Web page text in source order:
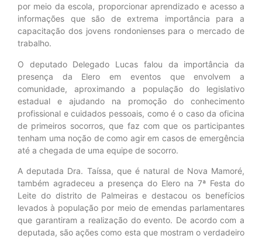
por meio da escola, proporcionar aprendizado e acesso a
informações que são de extrema importância para a
capacitação dos jovens rondonienses para o mercado de
trabalho.
O deputado Delegado Lucas falou da importância da
presença da Elero em eventos que envolvem a
comunidade, aproximando a população do legislativo
estadual e ajudando na promoção do conhecimento
profissional e cuidados pessoais, como é o caso da oficina
de primeiros socorros, que faz com que os participantes
tenham uma noção de como agir em casos de emergência
até a chegada de uma equipe de socorro.
A deputada Dra. Taíssa, que é natural de Nova Mamoré,
também agradeceu a presença do Elero na 7ª Festa do
Leite do distrito de Palmeiras e destacou os benefícios
levados à população por meio de emendas parlamentares
que garantiram a realização do evento. De acordo com a
deputada, são ações como esta que mostram o verdadeiro